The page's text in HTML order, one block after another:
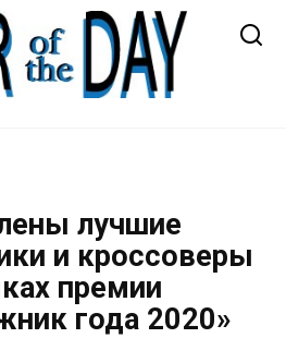
лучшие
и кроссоверы
премии
года 2020»